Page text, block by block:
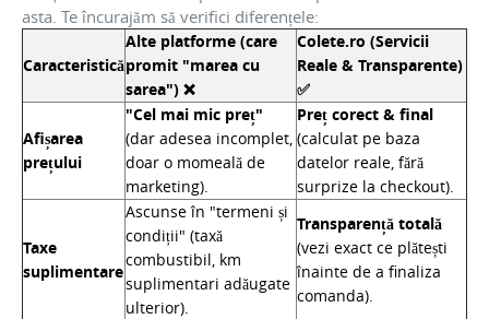
asta. Te încurajăm să verifici diferențele:
Caracteristică
Alte platforme (care
promit "marea cu
sarea") ❌
Colete.ro (Servicii
Reale & Transparente)
✅
Afișarea
prețului
"Cel mai mic preț"
(dar adesea incomplet,
doar o momeală de
marketing).
Preț corect & final
(calculat pe baza
datelor reale, fără
surprize la checkout).
Taxe
suplimentare
Ascunse în "termeni și
condiții" (taxă
combustibil, km
suplimentari adăugate
ulterior).
Transparență totală
(vezi exact ce plătești
înainte de a finaliza
comanda).